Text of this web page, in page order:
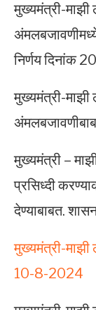
मुख्यमंत्री-माझी
निर्णय दिनांक
मुख्यमंत्री-माझी
मुख्यमंत्री –
प्रसिध्दी
देण्याबाबत.
मुख्यमंत्री-माझी
10-8-2024